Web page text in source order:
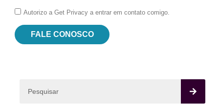
Autorizo a Get Privacy a entrar em contato comigo.
FALE CONOSCO